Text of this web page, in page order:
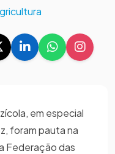
em especial
foram pauta na
Federação das